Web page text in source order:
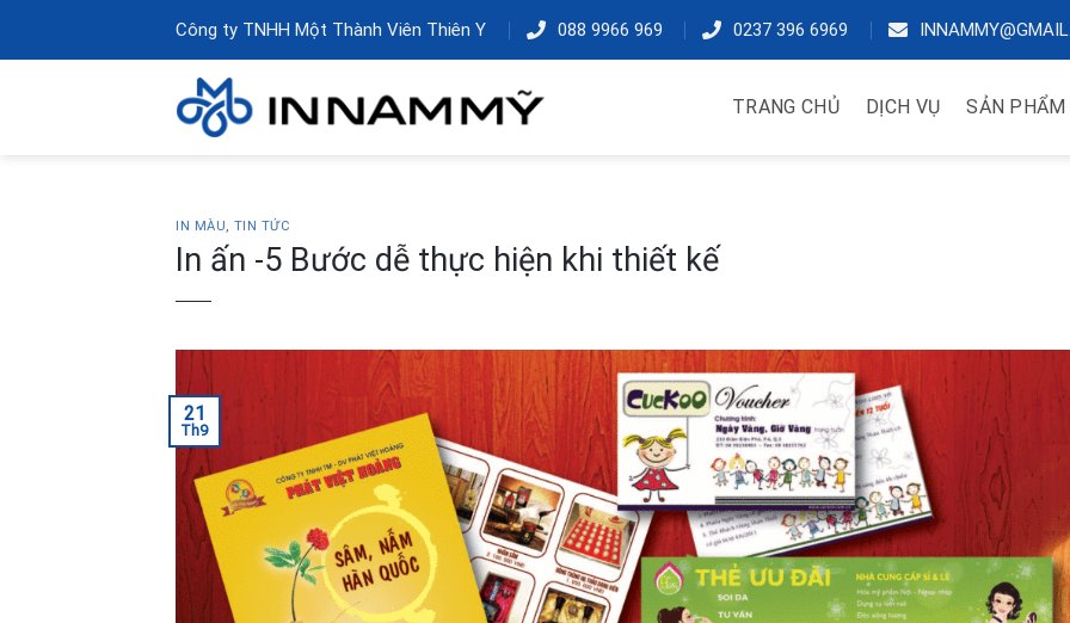
Công ty TNHH Một Thành Viên Thiên Y 088 9966 969 0237 396 6969
TRANG CHỦ DỊCH VỤ SẢN PHẨM
IN MÀU, TIN TỨC
In ấn -5 Bước dễ thực hiện khi thiết kế
21
Th9